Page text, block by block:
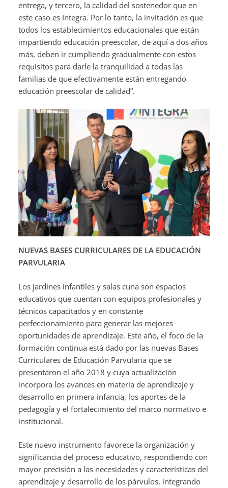
entrega, y tercero, la calidad del sostenedor que en
este caso es Integra. Por lo tanto, la invitación es que
todos los establecimientos educacionales que están
impartiendo educación preescolar, de aquí a dos años
más, deben ir cumpliendo gradualmente con estos
requisitos para darle la tranquilidad a todas las
familias de que efectivamente están entregando
educación preescolar de calidad”.
NUEVAS BASES CURRICULARES DE LA EDUCACIÓN
PARVULARIA
Los jardines infantiles y salas cuna son espacios
educativos que cuentan con equipos profesionales y
técnicos capacitados y en constante
perfeccionamiento para generar las mejores
oportunidades de aprendizaje. Este año, el foco de la
formación continua está dado por las nuevas Bases
Curriculares de Educación Parvularia que se
presentaron el año 2018 y cuya actualización
incorpora los avances en materia de aprendizaje y
desarrollo en primera infancia, los aportes de la
pedagogía y el fortalecimiento del marco normativo e
institucional.
Este nuevo instrumento favorece la organización y
significancia del proceso educativo, respondiendo con
mayor precisión a las necesidades y características del
aprendizaje y desarrollo de los párvulos, integrando